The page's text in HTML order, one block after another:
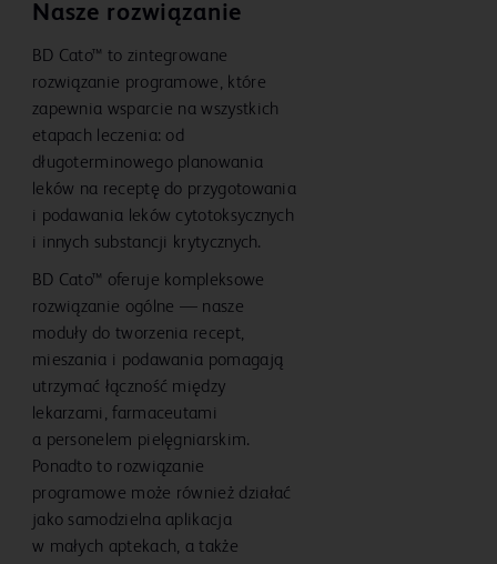
Nasze rozwiązanie
BD Cato™ to zintegrowane
rozwiązanie programowe, które
zapewnia wsparcie na wszystkich
etapach leczenia: od
długoterminowego planowania
leków na receptę do przygotowania
i podawania leków cytotoksycznych
i innych substancji krytycznych.
BD Cato™ oferuje kompleksowe
rozwiązanie ogólne — nasze
moduły do tworzenia recept,
mieszania i podawania pomagają
utrzymać łączność między
lekarzami, farmaceutami
a personelem pielęgniarskim.
Ponadto to rozwiązanie
programowe może również działać
jako samodzielna aplikacja
w małych aptekach, a także